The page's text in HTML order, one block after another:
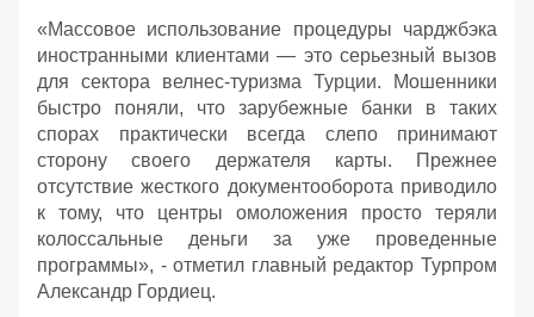
«Массовое использование процедуры чарджбэка
иностранными клиентами — это серьезный вызов
для сектора велнес-туризма Турции. Мошенники
быстро поняли, что зарубежные банки в таких
спорах практически всегда слепо принимают
сторону своего держателя карты. Прежнее
отсутствие жесткого документооборота приводило
к тому, что центры омоложения просто теряли
колоссальные деньги за уже проведенные
программы», - отметил главный редактор Турпром
Александр Гордиец.